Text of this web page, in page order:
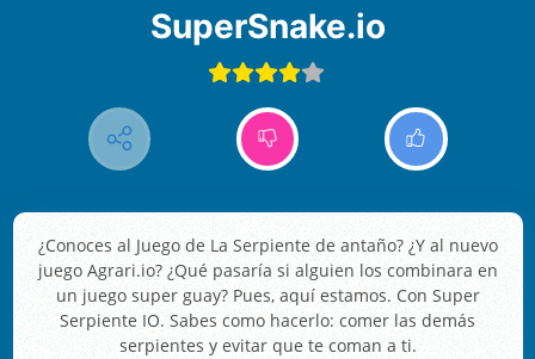
SuperSnake.io
¿Conoces al Juego de La Serpiente de antaño? ¿Y al nuevo
juego Agrari.io? ¿Qué pasaría si alguien los combinara en
un juego super guay? Pues, aquí estamos. Con Super
Serpiente IO. Sabes como hacerlo: comer las demás
serpientes y evitar que te coman a ti.